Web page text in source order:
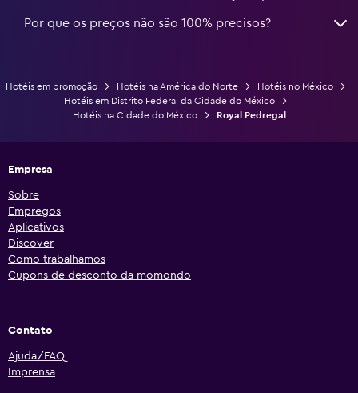
Por que os preços não são 100% precisos?
Hotéis em promoção Hotéis na América do Norte
Hotéis no México
Hotéis em Distrito Federal da Cidade do México
Hotéis na Cidade do México
Royal Pedregal
Empresa
Sobre
Empregos
Aplicativos
Discover
Como trabalhamos
Cupons de desconto da momondo
Contato
Ajuda/FAQ
Imprensa